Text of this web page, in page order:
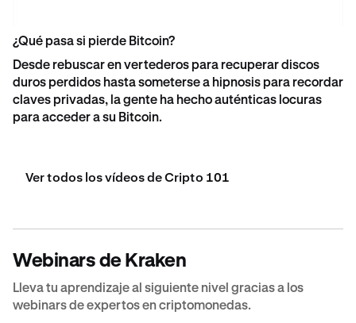
¿Qué pasa si pierde Bitcoin?
Desde rebuscar en vertederos para recuperar discos
duros perdidos hasta someterse a hipnosis para recordar
claves privadas, la gente ha hecho auténticas locuras
para acceder a su Bitcoin.
Ver todos los vídeos de Cripto 101
Webinars de Kraken
Lleva tu aprendizaje al siguiente nivel gracias a los
webinars de expertos en criptomonedas.